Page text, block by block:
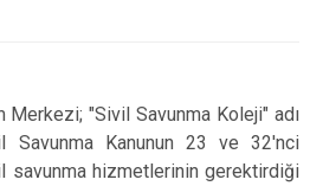
"Sivil Savunma Koleji" adı
Savunma Kanunun 23 ve 32'nci
savunma hizmetlerinin gerektirdiği